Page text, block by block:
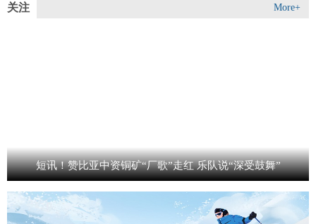
关注 More+
短讯！赞比亚中资铜矿“厂歌”走红 乐队说“深受鼓舞”